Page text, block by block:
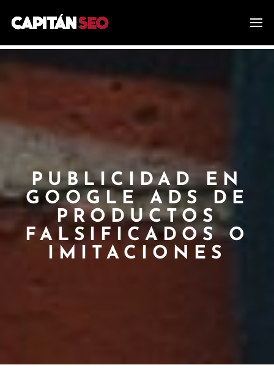
PUBLICIDAD EN
GOOGLE ADS DE
PRODUCTOS
FALSIFICADOS O
IMITACIONES